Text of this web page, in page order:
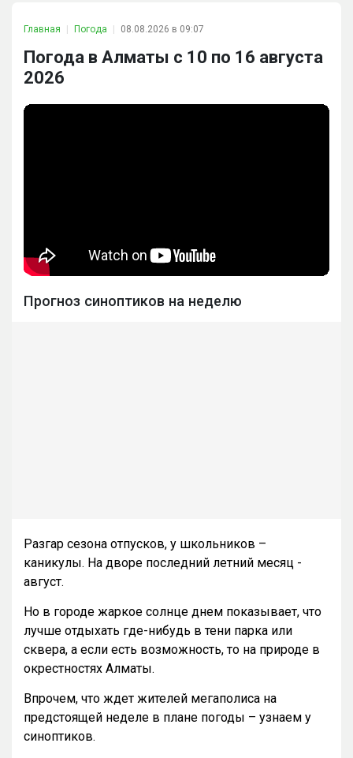
Главная Погода 08.08.2026 в 09:07
Погода в Алматы с 10 по 16 августа
2026
Прогноз синоптиков на неделю
Разгар сезона отпусков, у школьников –
каникулы. На дворе последний летний месяц -
август.
Но в городе жаркое солнце днем показывает, что
лучше отдыхать где-нибудь в тени парка или
сквера, а если есть возможность, то на природе в
окрестностях Алматы.
Впрочем, что ждет жителей мегаполиса на
предстоящей неделе в плане погоды – узнаем у
синоптиков.